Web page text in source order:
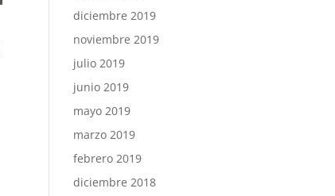
diciembre 2019
noviembre 2019
julio 2019
junio 2019
mayo 2019
marzo 2019
febrero 2019
diciembre 2018